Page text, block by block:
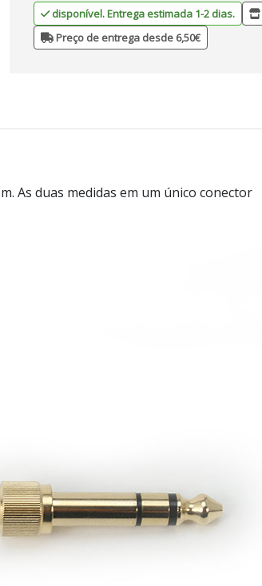
disponível. Entrega estimada 1-2 dias.
Preço de entrega desde 6,50€
As duas medidas em um único conector